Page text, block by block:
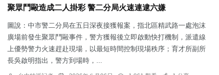
聚眾鬥毆造成二人掛彩 警二分局火速連逮六嫌
圖說：中市警二分局在五日深夜接獲報案，指北區精武路一處泡沫
廣場前發生聚眾鬥毆事件，警方獲報後立即啟動快打機制，派遣線
上優勢警力火速趕赴現場，以最短時間控制現場秩序；育才所副所
長吳啟明指出，警方到場時，...